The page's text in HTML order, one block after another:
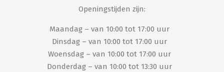
Openingstijden zijn:
Maandag – van 10:00 tot 17:00 uur
Dinsdag – van 10:00 tot 17:00 uur
Woensdag – van 10:00 tot 17:00 uur
Donderdag – van 10:00 tot 13:30 uur